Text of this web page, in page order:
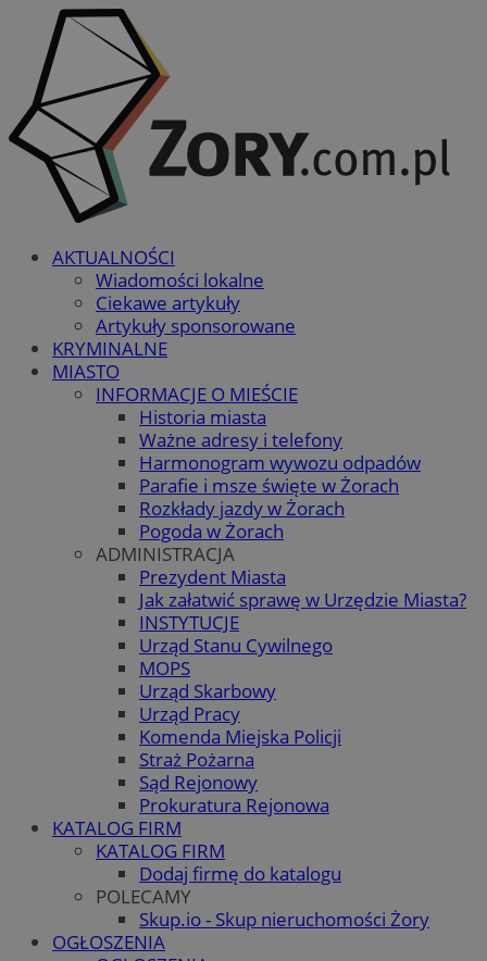
AKTUALNOŚCI
Wiadomości lokalne
Ciekawe artykuły
Artykuły sponsorowane
KRYMINALNE
MIASTO
INFORMACJE O MIEŚCIE
Historia miasta
Ważne adresy i telefony
Harmonogram wywozu odpadów
Parafie i msze święte w Żorach
Rozkłady jazdy w Żorach
Pogoda w Żorach
ADMINISTRACJA
Prezydent Miasta
Jak załatwić sprawę w Urzędzie Miasta?
INSTYTUCJE
Urząd Stanu Cywilnego
MOPS
Urząd Skarbowy
Urząd Pracy
Komenda Miejska Policji
Straż Pożarna
Sąd Rejonowy
Prokuratura Rejonowa
KATALOG FIRM
KATALOG FIRM
Dodaj firmę do katalogu
POLECAMY
Skup.io - Skup nieruchomości Żory
OGŁOSZENIA